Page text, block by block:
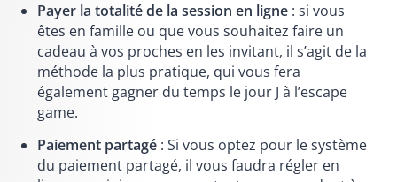
Payer la totalité de la session en ligne : si vous
êtes en famille ou que vous souhaitez faire un
cadeau à vos proches en les invitant, il s’agit de la
méthode la plus pratique, qui vous fera
également gagner du temps le jour J à l’escape
game.
Paiement partagé : Si vous optez pour le système
du paiement partagé, il vous faudra régler en